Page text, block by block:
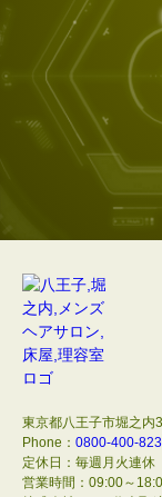
東京都八王子市堀之内
Phone： 0800-400-
定休日：毎週月
営業時間：09:00～